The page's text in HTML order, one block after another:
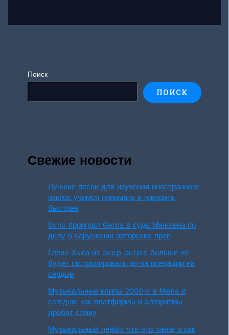
Поиск
ПОИСК
Свежие новости
Лучшие песни для изучения иностранного
языка: учимся понимать и говорить
быстрее
Suno проиграл Gema в суде Мюнхена по
делу о нарушении авторских прав
Гленн Хьюз из deep purple больше не
будет гастролировать из-за операции на
сердце
Музыкальные клипы 2000‑х в Mena и
сегодня: как платформы и алгоритмы
дробят славу
Музыкальный лейбл: что это такое и как